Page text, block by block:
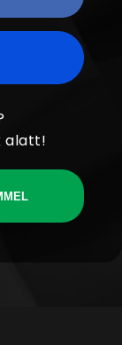
alatt!